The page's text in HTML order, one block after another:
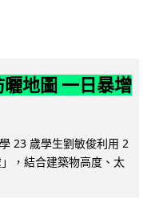
地圖 一日暴增
23 歲學生劉敏俊利用 2
，結合建築物高度、太